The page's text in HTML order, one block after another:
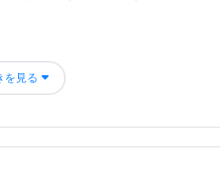
した様です。やがて病院へ入院した為入
きて良かったと思いますとにかく助かり
やすいのでいいと思います
を見る